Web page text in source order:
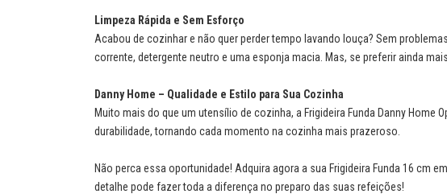
Limpeza Rápida e Sem Esforço
Acabou de cozinhar e não quer perder tempo lavando louça? Sem
corrente, detergente neutro e uma esponja macia. Mas, se preferir ainda
Danny Home – Qualidade e Estilo para Sua Cozinha
Muito mais do que um utensílio de cozinha, a Frigideira Funda Danny
durabilidade, tornando cada momento na cozinha mais prazeroso.
Não perca essa oportunidade! Adquira agora a sua Frigideira Funda 16 cm
detalhe pode fazer toda a diferença no preparo das suas refeições!